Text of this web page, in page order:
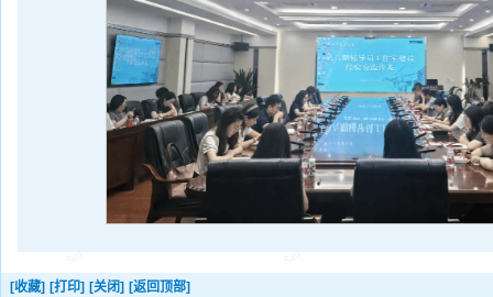
[收藏] [打印] [关闭] [返回顶部]